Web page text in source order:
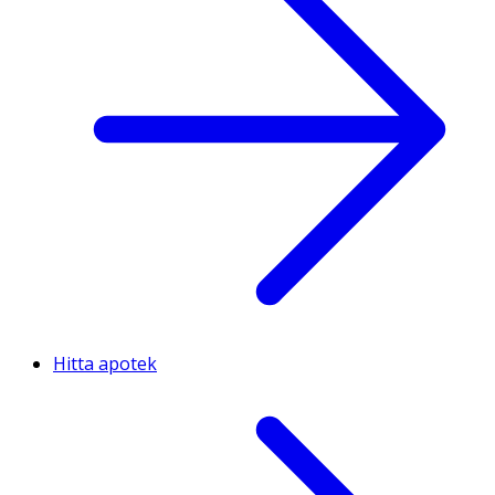
Hitta apotek